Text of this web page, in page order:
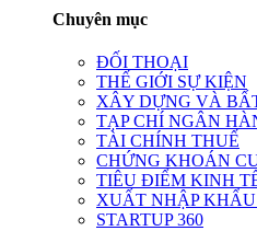
Chuyên mục
ĐỐI THOẠI
THẾ GIỚI SỰ KIỆN
XÂY DỰNG VÀ
TẠP CHÍ NGÂN
TÀI CHÍNH THUẾ
CHỨNG KHOÁN
TIÊU ĐIỂM KINH
XUẤT NHẬP
STARTUP 360